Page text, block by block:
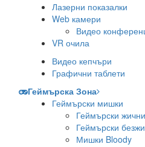
Лазерни показалки
Web камери
Видео
VR очила
Видео кепчъри
Графични таблети
Геймърска Зона
Геймърски мишки
Геймърски
Геймърски
Мишки Bloody